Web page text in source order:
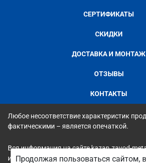
СЕРТИФИКАТЫ
СКИДКИ
ДОСТАВКА И МОНТАЖ
ОТЗЫВЫ
КОНТАКТЫ
Любое несоответствие характеристик
фактическими – является опечаткой.
Вся информация на сайте kazan.zavod-
исключительно ознакомительный и
Продолжая пользоваться сайтом,